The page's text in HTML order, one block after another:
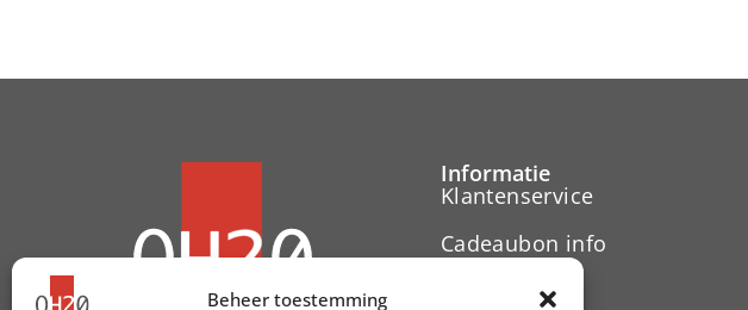
Beheer toestemming
Informatie
Klantenservice
Cadeaubon info